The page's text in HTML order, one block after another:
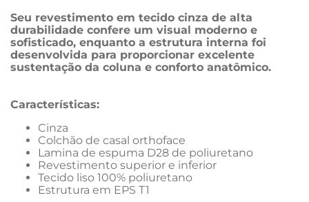
Seu revestimento em tecido cinza de alta
durabilidade confere um visual moderno e
sofisticado, enquanto a estrutura interna foi
desenvolvida para proporcionar excelente
sustentação da coluna e conforto anatômico.
Características:
Cinza
Colchão de casal orthoface
Lamina de espuma D28 de poliuretano
Revestimento superior e inferior
Tecido liso 100% poliuretano
Estrutura em EPS T1